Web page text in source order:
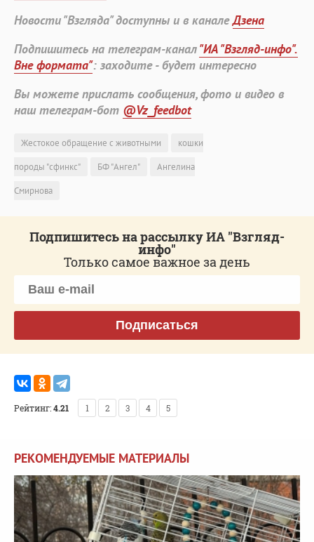
Новости "Взгляда" доступны и в каналеДзена
Подпишитесь на телеграм-канал"ИА "Взгляд-инфо".
Вне формата": заходите - будет интересно
Вы можете прислать сообщения, фото и видео в
наш телеграм-бот @Vz_feedbot
Жестокое обращение с животными
кошки
породы "сфинкс"
БФ "Ангел"
Ангелина
Смирнова
Подпишитесь на рассылку ИА "Взгляд-
инфо"
Только самое важное за день
Подписаться
Рейтинг:4.21 1 2 3 4 5
РЕКОМЕНДУЕМЫЕ МАТЕРИАЛЫ